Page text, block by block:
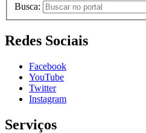
Busca:
Redes Sociais
Facebook
YouTube
Twitter
Instagram
Serviços